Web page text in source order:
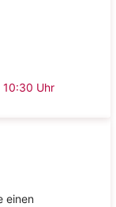
Uhr
einen